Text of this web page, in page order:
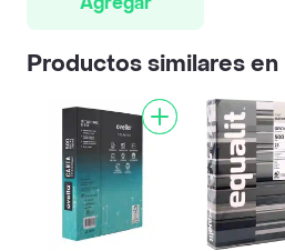
Productos similares en